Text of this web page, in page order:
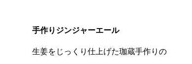
手作りジンジャーエール
生姜をじっくり仕上げた珈蔵手作りの